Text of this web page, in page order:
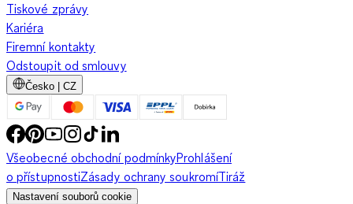
Tiskové zprávy
Kariéra
Firemní kontakty
Odstoupit od smlouvy
Česko | CZ
Všeobecné obchodní podmínkyProhlášení
o přístupnostiZásady ochrany soukromíTiráž
Nastavení souborů cookie